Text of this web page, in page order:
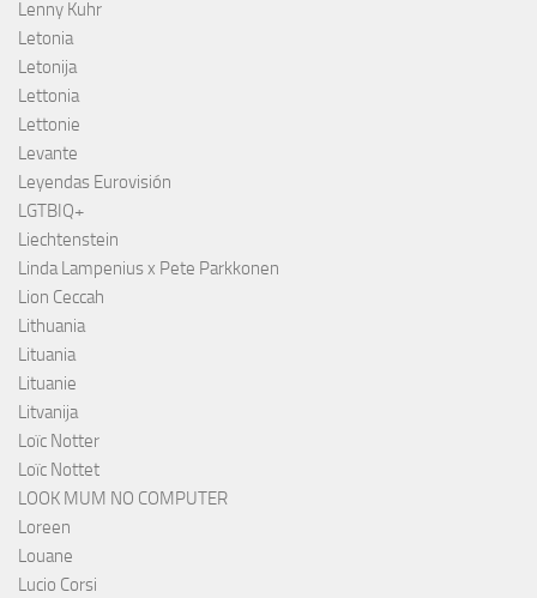
Lenny Kuhr
Letonia
Letonija
Lettonia
Lettonie
Levante
Leyendas Eurovisión
LGTBIQ+
Liechtenstein
Linda Lampenius x Pete Parkkonen
Lion Ceccah
Lithuania
Lituania
Lituanie
Litvanija
Loïc Notter
Loïc Nottet
LOOK MUM NO COMPUTER
Loreen
Louane
Lucio Corsi